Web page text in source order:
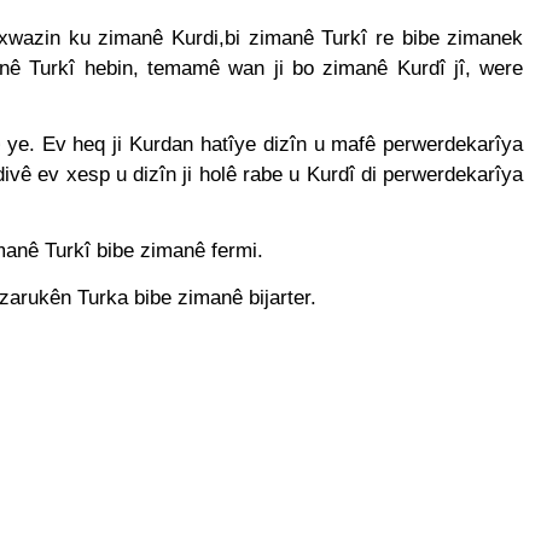
HAK-PAR
1 Yıl Ago
talepleri etrafında birleşmeye çağırıyoruz.* HAK-PAR
gündemindeki konuları görüştü ve aşağıdaki
il örgütü Newrozu coşkulu bir etkinlikle kutladı
OLMAK ÜZERE HERKESİN, MEŞRU HAKLARININ TESLİM
PSK, PWK, Diyarbakır e Mardin’de Halepçe Soykırımı’nı
Özgürlüğüyle Sarılabilir
Konferansı Başarıyla Sonuçlandı Düzgün KAPLAN; ‘PKK’
ku zimanê Kurdi,bi zimanê Turkî re bibe zimanek
Turkî hebin, temamê wan ji bo zimanê Kurdî jî, were
Ev heq ji Kurdan hatîye dizîn u mafê perwerdekarîya
ev xesp u dizîn ji holê rabe u Kurdî di perwerdekarîya
Turkî bibe zimanê fermi.
Turka bibe zimanê bijarter.